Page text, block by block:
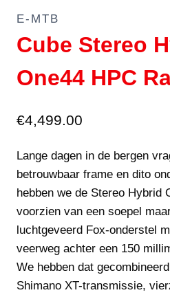
E-MTB
Cube Stereo
One44 HPC
€4,499.00
Lange dagen in de bergen
betrouwbaar frame en dito
hebben we de Stereo Hybrid
voorzien van een soepel
luchtgeveerd Fox-onderstel
veerweg achter een 150
We hebben dat
Shimano XT-transmissie,